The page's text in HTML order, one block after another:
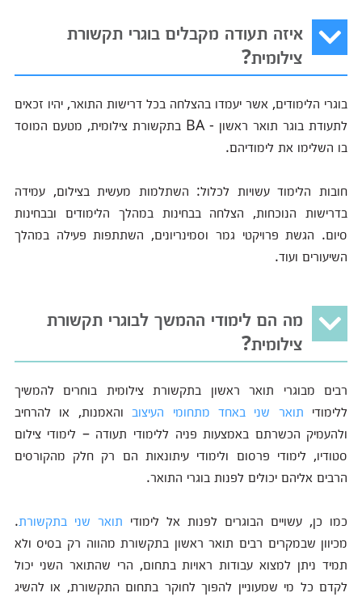
איזה תעודה מקבלים בוגרי תקשורת
צילומית?
בוגרי הלימודים, אשר יעמדו בהצלחה בכל דרישות התואר, יהיו זכאים
לתעודת בוגר תואר ראשון - BA בתקשורת צילומית, מטעם המוסד
בו השלימו את לימודיהם.
חובות הלימוד עשויות לכלול: השתלמות מעשית בצילום, עמידה
בדרישות הנוכחות, הצלחה בבחינות במהלך הלימודים ובבחינות
סיום. הגשת פרויקטי גמר וסמינריונים, השתתפות פעילה במהלך
השיעורים ועוד.
מה הם לימודי ההמשך לבוגרי תקשורת
צילומית?
רבים מבוגרי תואר ראשון בתקשורת צילומית בוחרים להמשיך
ללימודי תואר שני באחד מתחומי העיצובוהאמנות, או להרחיב
ולהעמיק הכשרתם באמצעות פניה ללימודי תעודה – לימודי צילום
סטודיו, לימודי פרסום ולימודי עיתונאות הם רק חלק מהקורסים
הרבים אליהם יכולים לפנות בוגרי התואר.
כמו כן, עשויים הבוגרים לפנות אל לימודי תואר שני בתקשורת.
מכיוון שבמקרים רבים תואר ראשון בתקשורת מהווה רק בסיס ולא
תמיד ניתן למצוא עבודות ראויות בתחום, הרי שהתואר השני יכול
לקדם כל מי שמעוניין להפוך לחוקר בתחום התקשורת, או להשיג